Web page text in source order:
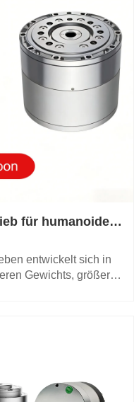
für humanoide
entwickelt sich in
Gewichts, größerer